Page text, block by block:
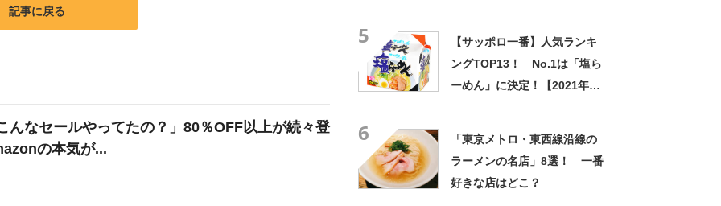
記事に戻る
んなセールやってたの？」80％OFF以上が続々登
の本気が...
5
【サッポロ一番】人気ランキ
ングTOP13！ No.1は「塩ら
ーめん」に決定！【2021年最
6
「東京メトロ・東西線沿線の
ラーメンの名店」8選！ 一番
好きな店はどこ？